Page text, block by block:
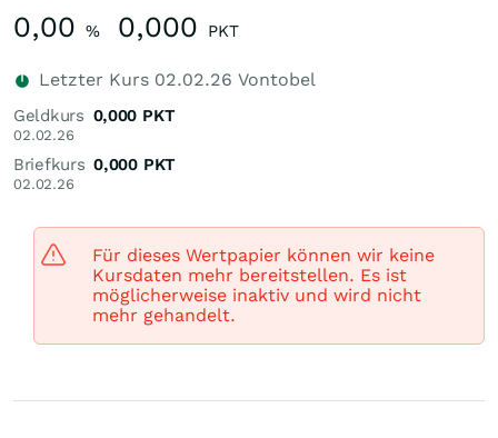
0,00 % 0,000 PKT
Letzter Kurs 02.02.26 Vontobel
Geldkurs
02.02.26
0,000 PKT
Briefkurs
02.02.26
0,000 PKT
Für dieses Wertpapier können wir keine
Kursdaten mehr bereitstellen. Es ist
möglicherweise inaktiv und wird nicht
mehr gehandelt.